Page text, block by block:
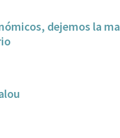
dejemos la